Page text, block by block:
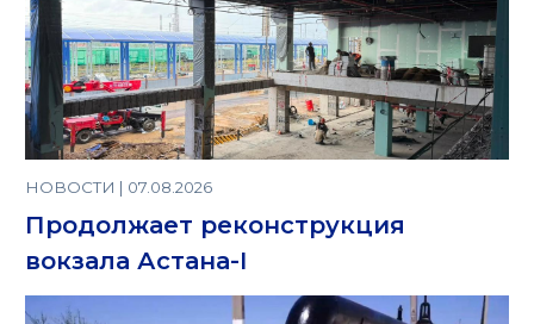
НОВОСТИ | 07.08.2026
Продолжает реконструкция
вокзала Астана-I